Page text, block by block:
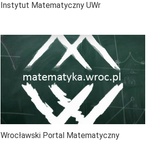
Instytut Matematyczny UWr
Wrocławski Portal Matematyczny